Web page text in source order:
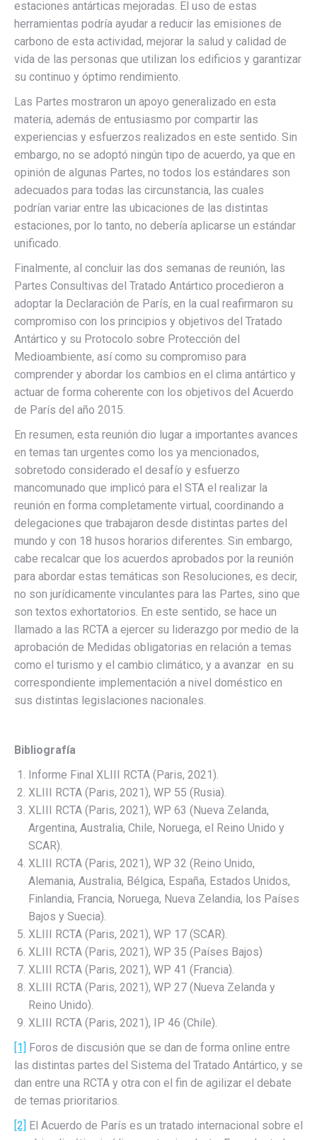
estaciones antárticas mejoradas. El uso de estas
herramientas podría ayudar a reducir las emisiones de
carbono de esta actividad, mejorar la salud y calidad de
vida de las personas que utilizan los edificios y garantizar
su continuo y óptimo rendimiento.
Las Partes mostraron un apoyo generalizado en esta
materia, además de entusiasmo por compartir las
experiencias y esfuerzos realizados en este sentido. Sin
embargo, no se adoptó ningún tipo de acuerdo, ya que en
opinión de algunas Partes, no todos los estándares son
adecuados para todas las circunstancia, las cuales
podrían variar entre las ubicaciones de las distintas
estaciones, por lo tanto, no debería aplicarse un estándar
unificado.
Finalmente, al concluir las dos semanas de reunión, las
Partes Consultivas del Tratado Antártico procedieron a
adoptar la Declaración de París, en la cual reafirmaron su
compromiso con los principios y objetivos del Tratado
Antártico y su Protocolo sobre Protección del
Medioambiente, así como su compromiso para
comprender y abordar los cambios en el clima antártico y
actuar de forma coherente con los objetivos del Acuerdo
de París del año 2015.
En resumen, esta reunión dio lugar a importantes avances
en temas tan urgentes como los ya mencionados,
sobretodo considerado el desafío y esfuerzo
mancomunado que implicó para el STA el realizar la
reunión en forma completamente virtual, coordinando a
delegaciones que trabajaron desde distintas partes del
mundo y con 18 husos horarios diferentes. Sin embargo,
cabe recalcar que los acuerdos aprobados por la reunión
para abordar estas temáticas son Resoluciones, es decir,
no son jurídicamente vinculantes para las Partes, sino que
son textos exhortatorios. En este sentido, se hace un
llamado a las RCTA a ejercer su liderazgo por medio de la
aprobación de Medidas obligatorias en relación a temas
como el turismo y el cambio climático, y a avanzar en su
correspondiente implementación a nivel doméstico en
sus distintas legislaciones nacionales.
Bibliografía
Informe Final XLIII RCTA (Paris, 2021).
XLIII RCTA (Paris, 2021), WP 55 (Rusia).
XLIII RCTA (Paris, 2021), WP 63 (Nueva Zelanda,
Argentina, Australia, Chile, Noruega, el Reino Unido y
SCAR).
XLIII RCTA (Paris, 2021), WP 32 (Reino Unido,
Alemania, Australia, Bélgica, España, Estados Unidos,
Finlandia, Francia, Noruega, Nueva Zelandia, los Países
Bajos y Suecia).
XLIII RCTA (Paris, 2021), WP 17 (SCAR).
XLIII RCTA (Paris, 2021), WP 35 (Países Bajos)
XLIII RCTA (Paris, 2021), WP 41 (Francia).
XLIII RCTA (Paris, 2021), WP 27 (Nueva Zelanda y
Reino Unido).
XLIII RCTA (Paris, 2021), IP 46 (Chile).
[1] Foros de discusión que se dan de forma online entre
las distintas partes del Sistema del Tratado Antártico, y se
dan entre una RCTA y otra con el fin de agilizar el debate
de temas prioritarios.
[2] El Acuerdo de París es un tratado internacional sobre el